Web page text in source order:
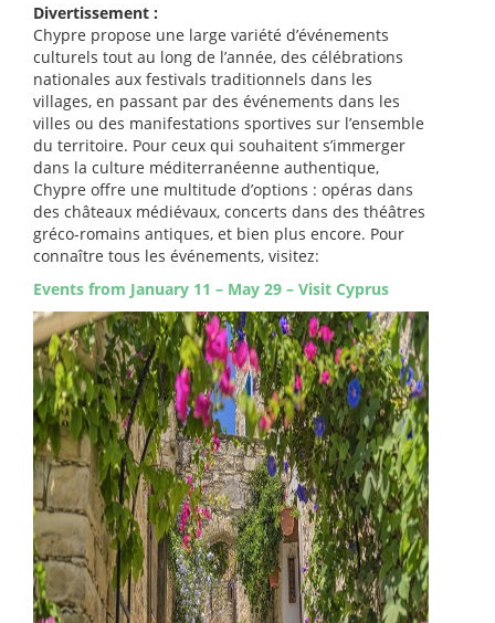
Divertissement :
Chypre propose une large variété d’événements
culturels tout au long de l’année, des célébrations
nationales aux festivals traditionnels dans les
villages, en passant par des événements dans les
villes ou des manifestations sportives sur l’ensemble
du territoire. Pour ceux qui souhaitent s’immerger
dans la culture méditerranéenne authentique,
Chypre offre une multitude d’options : opéras dans
des châteaux médiévaux, concerts dans des théâtres
gréco-romains antiques, et bien plus encore. Pour
connaître tous les événements, visitez:
Events from January 11 – May 29 – Visit Cyprus